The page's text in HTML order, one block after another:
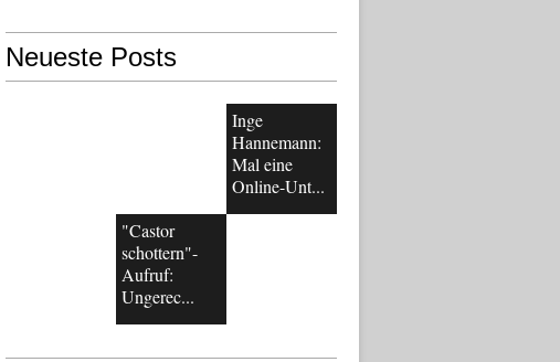
Neueste Posts
Inge
Hannemann:
Mal eine
Online-Unt...
"Castor
schottern"-
Aufruf:
Ungerec...